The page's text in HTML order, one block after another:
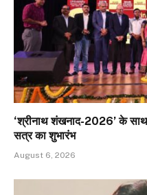
‘श्रीनाथ शंखनाद-2026’ के साथ
सत्र का शुभारंभ
August 6, 2026